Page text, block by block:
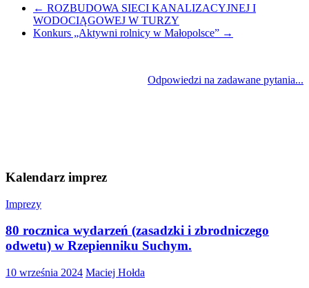
← ROZBUDOWA SIECI KANALIZACYJNEJ I
WODOCIĄGOWEJ W TURZY
Konkurs „Aktywni rolnicy w Małopolsce” →
Odpowiedzi na zadawane pytania...
Kalendarz imprez
Imprezy
80 rocznica wydarzeń (zasadzki i zbrodniczego
odwetu) w Rzepienniku Suchym.
10 września 2024 Maciej Hołda